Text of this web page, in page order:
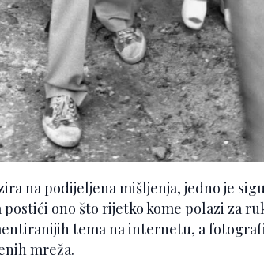
na podijeljena mišljenja, jedno je
postići ono što rijetko kome polazi za
tema na internetu, a
mreža.